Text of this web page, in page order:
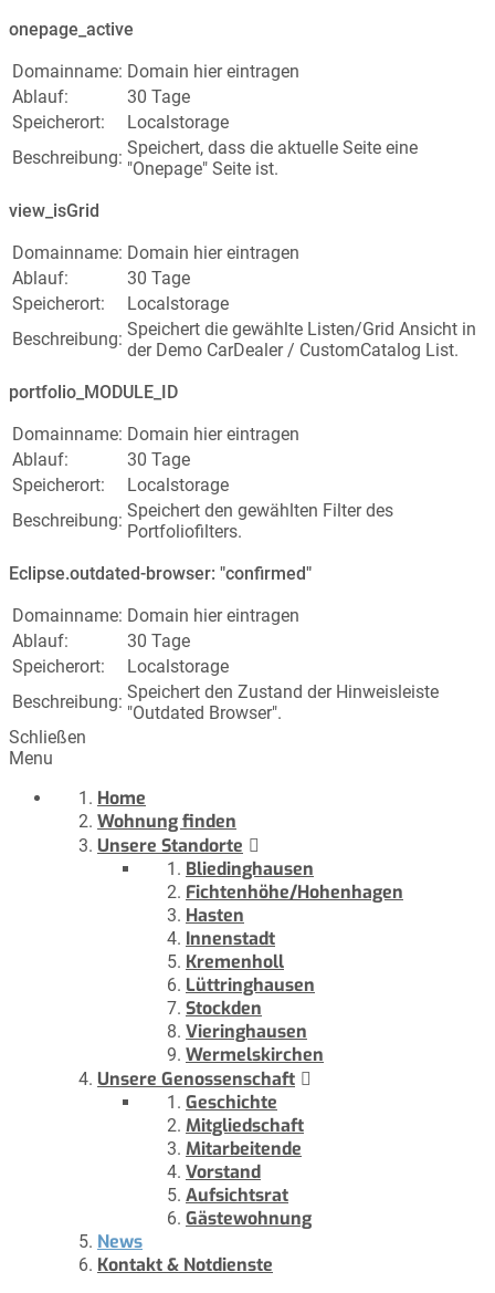
onepage_active
Domainname: Domain hier eintragen
Ablauf:
30 Tage
Speicherort:
Localstorage
Beschreibung: Speichert, dass die aktuelle Seite eine
"Onepage" Seite ist.
view_isGrid
Domainname: Domain hier eintragen
Ablauf:
30 Tage
Speicherort:
Localstorage
Beschreibung: Speichert die gewählte Listen/Grid Ansicht in
der Demo CarDealer / CustomCatalog List.
portfolio_MODULE_ID
Domainname: Domain hier eintragen
Ablauf:
30 Tage
Speicherort:
Localstorage
Beschreibung: Speichert den gewählten Filter des
Portfoliofilters.
Eclipse.outdated-browser: "confirmed"
Domainname: Domain hier eintragen
Ablauf:
30 Tage
Speicherort:
Localstorage
Beschreibung: Speichert den Zustand der Hinweisleiste
"Outdated Browser".
Schließen
Menu
Home
Wohnung finden
Unsere Standorte
Bliedinghausen
Fichtenhöhe/Hohenhagen
Hasten
Innenstadt
Kremenholl
Lüttringhausen
Stockden
Vieringhausen
Wermelskirchen
Unsere Genossenschaft
Geschichte
Mitgliedschaft
Mitarbeitende
Vorstand
Aufsichtsrat
Gästewohnung
News
Kontakt & Notdienste